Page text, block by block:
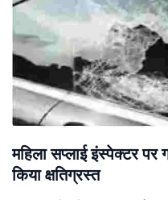
महिला सप्लाई इंस्पेक्टर पर
किया क्षतिग्रस्त